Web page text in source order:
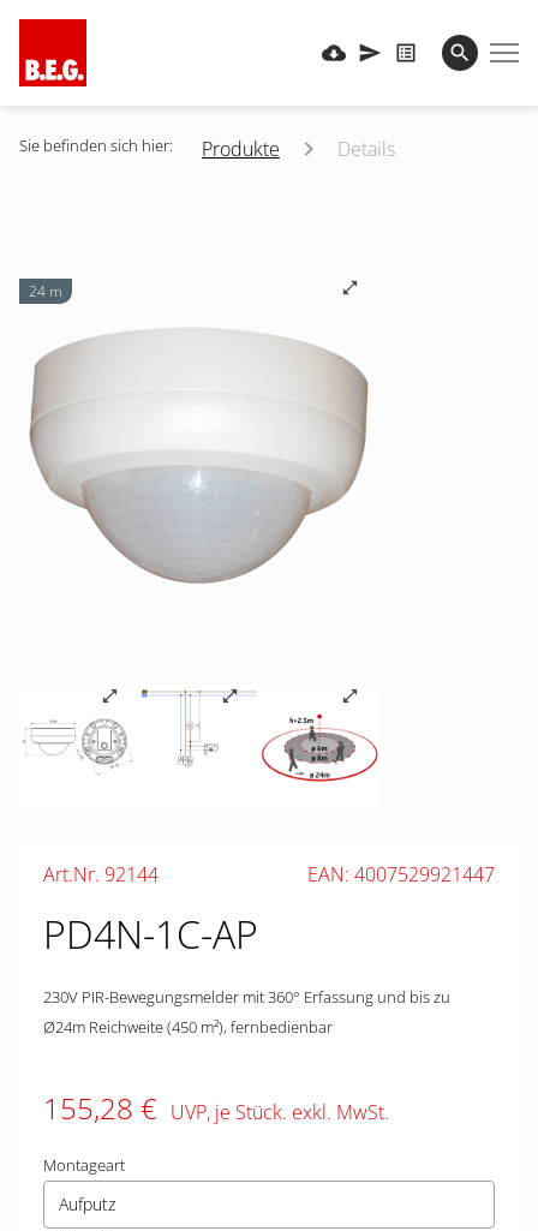
Sie befinden sich hier: Produkte Details
24 m
Art.Nr. 92144 EAN: 4007529921447
PD4N-1C-AP
230V PIR-Bewegungsmelder mit 360° Erfassung und bis zu
Ø24m Reichweite (450 m²), fernbedienbar
155,28 € UVP, je Stück. exkl. MwSt.
Montageart
Aufputz